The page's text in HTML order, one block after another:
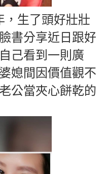
，生了頭好壯壯
書分享近日跟好
己看到一則廣
媳間因價值觀不
公當夾心餅乾的